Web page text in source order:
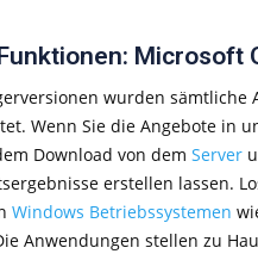
Microsoft
wurden
Wenn Sie die Angebote in
Download von dem Server
erstellen lassen.
Windows Betriebssystemen
Anwendungen stellen zu